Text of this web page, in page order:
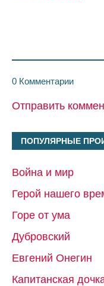
0 Комментарии
Отправить
ПОПУЛЯРНЫЕ
Война и мир
Герой нашего
Горе от ума
Дубровский
Евгений Онегин
Капитанская